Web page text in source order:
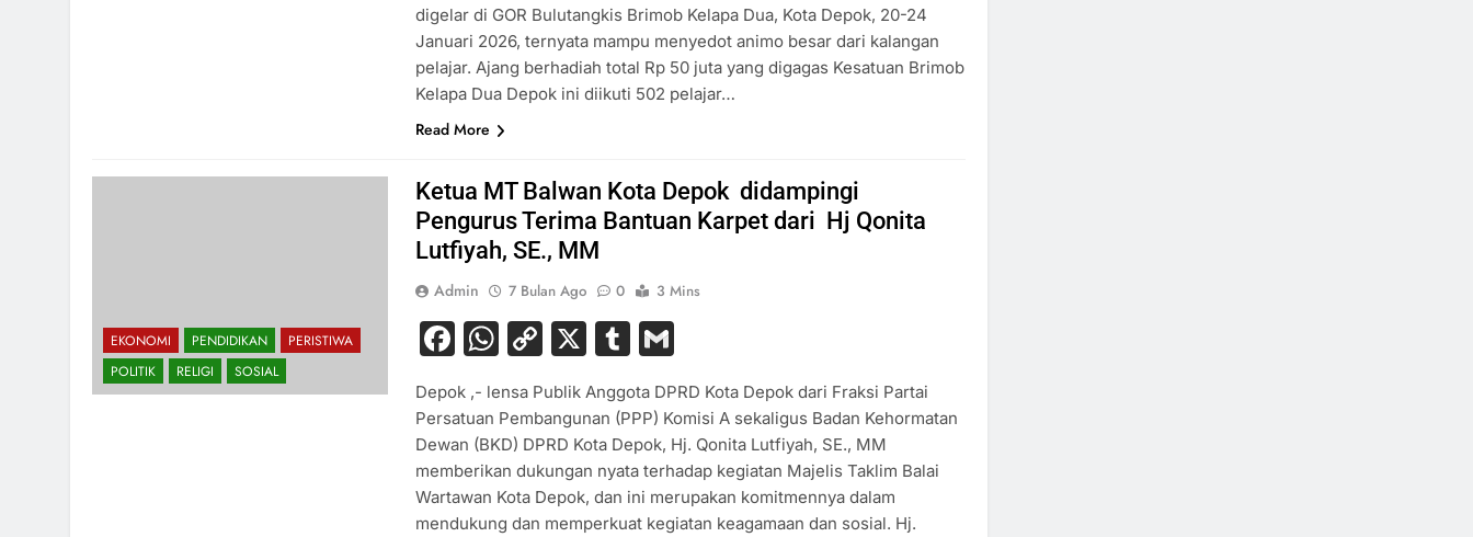
digelar di GOR Bulutangkis Brimob Kelapa Dua, Kota Depok, 20-24
Januari 2026, ternyata mampu menyedot animo besar dari kalangan
pelajar. Ajang berhadiah total Rp 50 juta yang digagas Kesatuan Brimob
Kelapa Dua Depok ini diikuti 502 pelajar…
Read More
EKONOMI PENDIDIKAN
PERISTIWA
POLITIK
RELIGI SOSIAL
Ketua MT Balwan Kota Depok didampingi
Pengurus Terima Bantuan Karpet dari Hj Qonita
Lutfiyah, SE., MM
Admin 7 Bulan Ago 0 3 Mins
Facebook
WhatsApp
Copy
X Tumblr
Depok ,- lensa Publik Anggota DPRD Kota Depok dari Fraksi Partai
Persatuan Pembangunan (PPP) Komisi A sekaligus Badan Kehormatan
Dewan (BKD) DPRD Kota Depok, Hj. Qonita Lutfiyah, SE., MM
memberikan dukungan nyata terhadap kegiatan Majelis Taklim Balai
Wartawan Kota Depok, dan ini merupakan komitmennya dalam
mendukung dan memperkuat kegiatan keagamaan dan sosial. Hj.